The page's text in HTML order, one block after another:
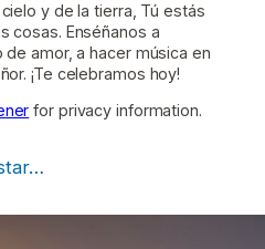
y de la tierra, Tú estás
cosas. Enséñanos a
amor, a hacer música en
¡Te celebramos hoy!
for privacy information.